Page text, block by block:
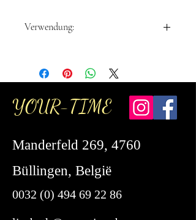
Verwendung:
das ein paar Tropfen Öl gegeben
werden können.
Lüftungsklappe Ihres Autos, damit der Duft
zirkulieren kann.
Edelstahl und wird mit 10 waschbaren,
saugfähigen und wiederverwendbaren
Filzpads in verschiedenen Farben
geliefert.
YOUR-TIME
0032 (0) 494 69 22 86
Manderfeld 269, 4760
Büllingen, België